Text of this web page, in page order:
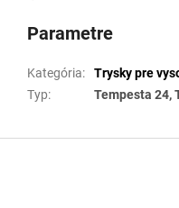
Parametre
Kategória:
Trysky pre
Typ: Tempesta 24,